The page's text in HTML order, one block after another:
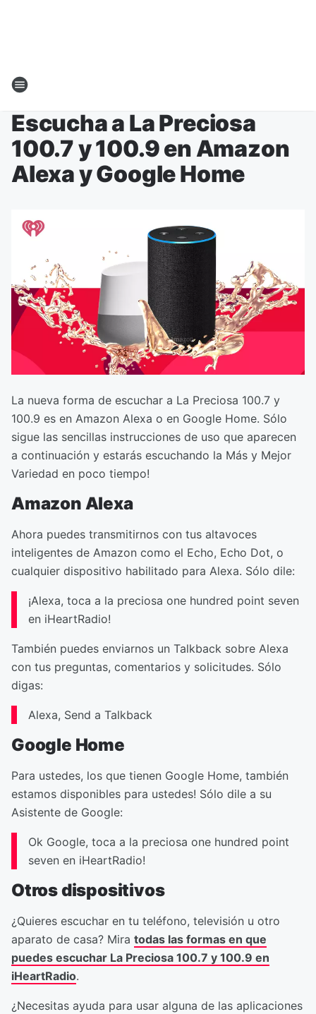
Escucha a La Preciosa
100.7 y 100.9 en Amazon
Alexa y Google Home
La nueva forma de escuchar a La Preciosa 100.7 y
100.9 es en Amazon Alexa o en Google Home. Sólo
sigue las sencillas instrucciones de uso que aparecen
a continuación y estarás escuchando la Más y Mejor
Variedad en poco tiempo!
Amazon Alexa
Ahora puedes transmitirnos con tus altavoces
inteligentes de Amazon como el Echo, Echo Dot, o
cualquier dispositivo habilitado para Alexa. Sólo dile:
¡Alexa, toca a la preciosa one hundred point seven
en iHeartRadio!
También puedes enviarnos un Talkback sobre Alexa
con tus preguntas, comentarios y solicitudes. Sólo
digas:
Alexa, Send a Talkback
Google Home
Para ustedes, los que tienen Google Home, también
estamos disponibles para ustedes! Sólo dile a su
Asistente de Google:
Ok Google, toca a la preciosa one hundred point
seven en iHeartRadio!
Otros dispositivos
¿Quieres escuchar en tu teléfono, televisión u otro
aparato de casa? Mira todas las formas en que
puedes escuchar La Preciosa 100.7 y 100.9 en
iHeartRadio.
¿Necesitas ayuda para usar alguna de las aplicaciones